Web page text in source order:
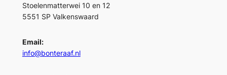
Stoelenmatterwei 10 en 12
5551 SP Valkenswaard
Email:
info@bonteraaf.nl